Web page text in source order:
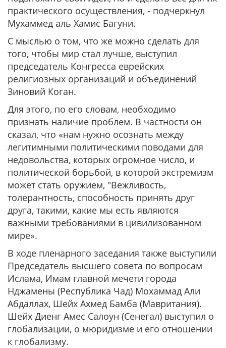
практического осуществления, - подчеркнул
Мухаммед аль Хамис Багуни.
С мыслью о том, что же можно сделать для
того, чтобы мир стал лучше, выступил
председатель Конгресса еврейских
религиозных организаций и объединений
Зиновий Коган.
Для этого, по его словам, необходимо
признать наличие проблем. В частности он
сказал, что «нам нужно осознать между
легитимными политическими поводами для
недовольства, которых огромное число, и
политической борьбой, в которой экстремизм
может стать оружием, "Вежливость,
толерантность, способность принять друг
друга, такими, какие мы есть являются
важными требованиями в цивилизованном
мире».
В ходе пленарного заседания также выступили
Председатель высшего совета по вопросам
Ислама, Имам главной мечети города
Нджамены (Республика Чад) Мохаммад Али
Абдаллах, Шейх Ахмед Бамба (Мавритания).
Шейх Диенг Амес Салоун (Сенегал) выступил о
глобализации, о мюридизме и его отношении
к глобализму.